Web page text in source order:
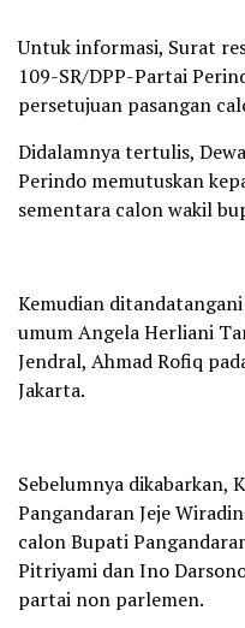
Untuk informasi, Surat
109-SR/DPP-Partai
persetujuan pasangan
Didalamnya tertulis,
Perindo memutuskan
sementara calon wakil
Kemudian
umum Angela Herliani
Jendral, Ahmad Rofiq
Jakarta.
Sebelumnya dikabarkan,
Pangandaran Jeje
calon Bupati
Pitriyami dan Ino
partai non parlemen.